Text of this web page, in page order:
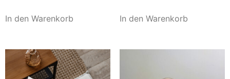
In den Warenkorb In den Warenkorb